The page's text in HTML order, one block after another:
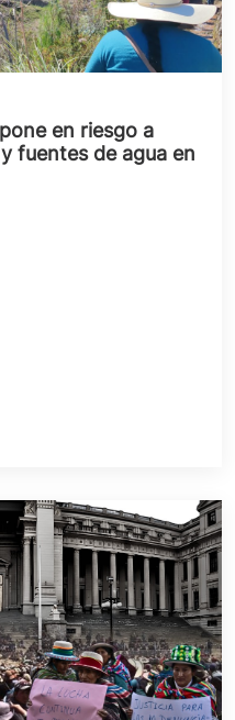
en riesgo a
fuentes de agua en